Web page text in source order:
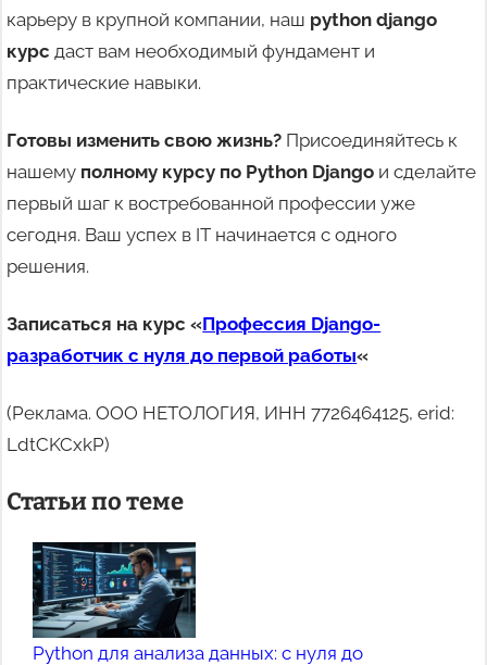
карьеру в крупной компании, наш python django
курс даст вам необходимый фундамент и
практические навыки.
Готовы изменить свою жизнь? Присоединяйтесь к
нашему полному курсу по Python Django и сделайте
первый шаг к востребованной профессии уже
сегодня. Ваш успех в IT начинается с одного
решения.
Записаться на курс «Профессия Django-
разработчик с нуля до первой работы«
(Реклама. ООО НЕТОЛОГИЯ, ИНН 7726464125, erid:
LdtCKCxkP)
Статьи по теме
Python для анализа данных: с нуля до